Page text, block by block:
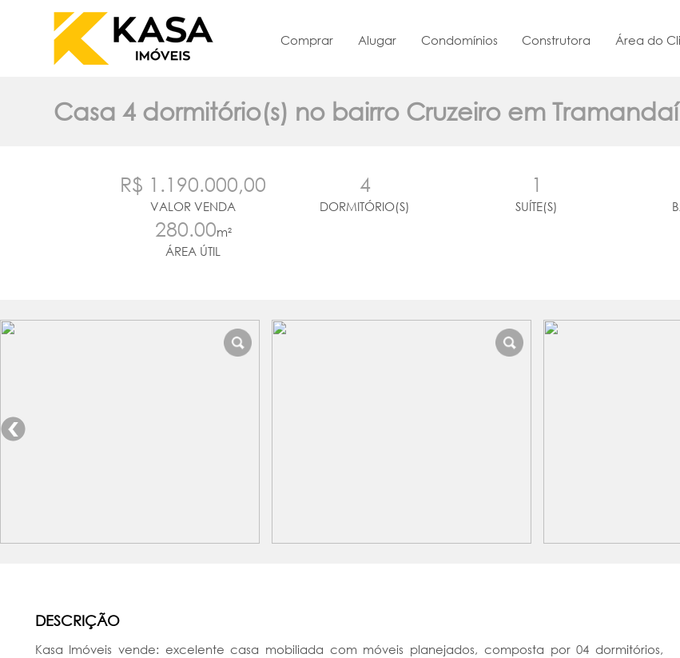
Comprar Alugar Condomínios Construtora Área do
Casa 4 dormitório(s) no bairro Cruzeiro em Tramandaí
R$ 1.190.000,00
VALOR VENDA
4
DORMITÓRIO(S)
1
SUÍTE(S)
280.00m²
ÁREA ÚTIL
DESCRIÇÃO
Kasa Imóveis vende: excelente casa mobiliada com móveis planejados, composta por 04 dormitórios,